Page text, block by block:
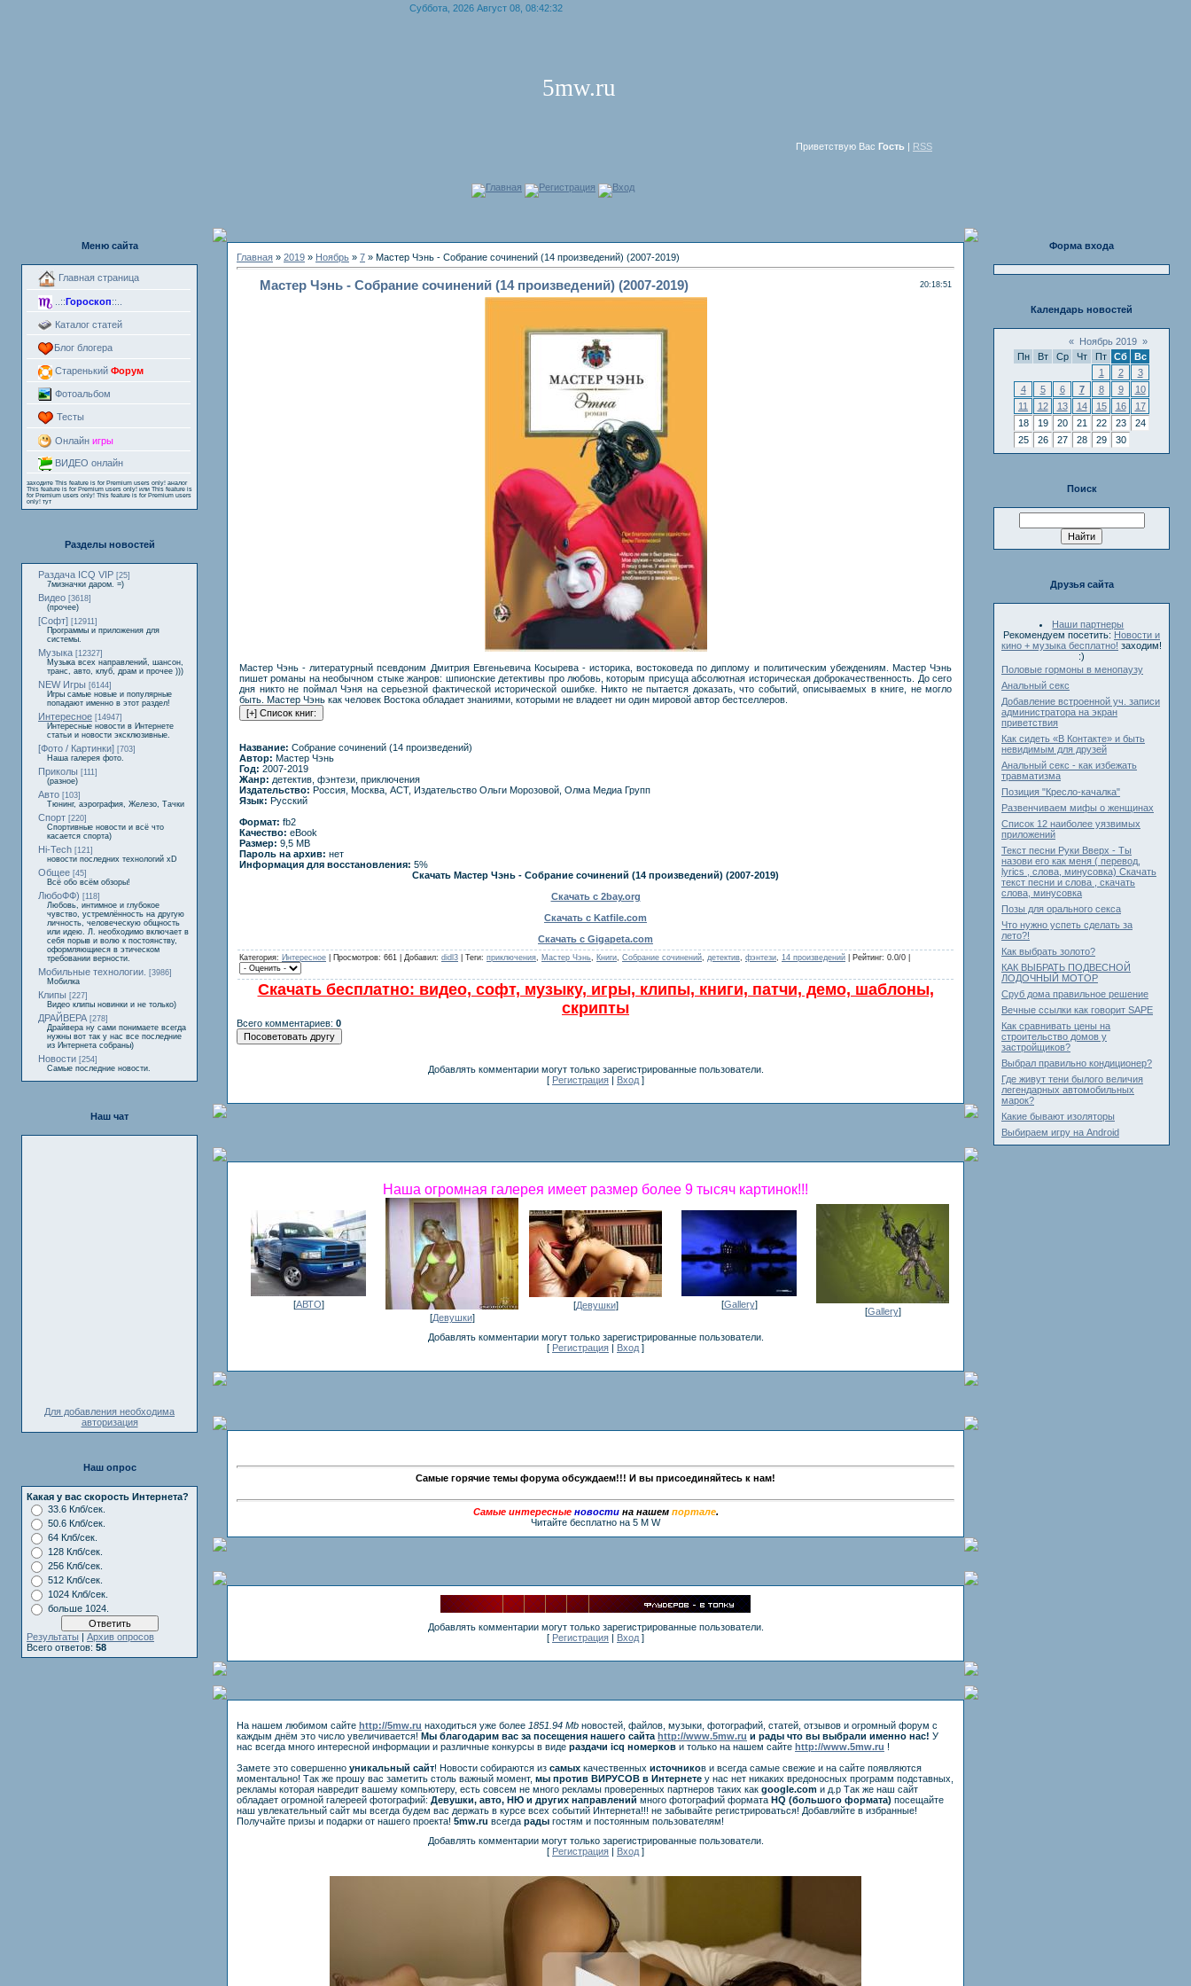
Суббота, 2026 Август 08, 08:42:32
5mw.ru
Приветствую Вас Гость | RSS
Главная Регистрация Вход
Меню сайта
Главная страница
..:: Гороскоп::..
Каталог статей
Блог блогера
Старенький Форум
Фотоальбом
Тесты
Онлайн игры
ВИДЕО онлайн
заходите This feature is for Premium users only! аналог
This feature is for Premium users only! или This feature is
for Premium users only! This feature is for Premium users
only! тут
Разделы новостей
Раздача ICQ VIP [25]
7мизначки даром. =)
Видео [3618]
(прочее)
[Софт] [12911]
Программы и приложения для
системы.
Музыка [12327]
Музыка всех направлений, шансон,
транс, авто, клуб, драм и прочее )))
NEW Игры [6144]
Игры самые новые и популярные
попадают именно в этот раздел!
Интересное [14947]
Интересные новости в Интернете
статьи и новости эксклюзивные.
[Фото / Картинки] [703]
Наша галерея фото.
Приколы [111]
(разное)
Авто [103]
Тюнинг, аэрография, Железо, Тачки
Спорт [220]
Спортивные новости и всё что
касается спорта)
Hi-Tech [121]
новости последних технологий xD
Общее [45]
Всё обо всём обзоры!
ЛюбоФФ) [118]
Любовь, интимное и глубокое
чувство, устремлённость на другую
личность, человеческую общность
или идею. Л. необходимо включает в
себя порыв и волю к постоянству,
оформляющиеся в этическом
требовании верности.
Мобильные технологии.
[3986]
Мобилка
Клипы [227]
Видео клипы новинки и не только)
ДРАЙВЕРА [278]
Драйвера ну сами понимаете всегда
нужны вот так у нас все последние
из Интернета собраны)
Новости [254]
Самые последние новости.
Наш чат
Для добавления необходима
авторизация
Наш опрос
Какая у вас скорость Интернета?
33.6 Клб/сек.
50.6 Клб/сек.
64 Клб/сек.
128 Клб/сек.
256 Клб/сек.
512 Клб/сек.
1024 Клб/сек.
больше 1024.
Результаты | Архив опросов
Всего ответов: 58
Главная » 2019 » Ноябрь » 7 » Мастер Чэнь - Собрание сочинений (14 произведений) (2007-2019)
Мастер Чэнь - Собрание сочинений (14 произведений) (2007-2019) 20:18:51
Мастер Чэнь - литературный псевдоним Дмитрия Евгеньевича Косырева - историка, востоковеда по диплому и политическим убеждениям. Мастер Чэнь
пишет романы на необычном стыке жанров: шпионские детективы про любовь, которым присуща абсолютная историческая доброкачественность. До сего
дня никто не поймал Чэня на серьезной фактической исторической ошибке. Никто не пытается доказать, что событий, описываемых в книге, не могло
быть. Мастер Чэнь как человек Востока обладает знаниями, которыми не владеет ни один мировой автор бестселлеров.
Название: Собрание сочинений (14 произведений)
Автор: Мастер Чэнь
Год: 2007-2019
Жанр: детектив, фэнтези, приключения
Издательство: Россия, Москва, АСТ, Издательство Ольги Морозовой, Олма Медиа Групп
Язык: Русский
Формат: fb2
Качество: eBook
Размер: 9,5 MB
Пароль на архив: нет
Информация для восстановления: 5%
Скачать Мастер Чэнь - Собрание сочинений (14 произведений) (2007-2019)
Скачать с 2bay.org
Скачать с Katfile.com
Скачать с Gigapeta.com
Категория: Интересное | Просмотров: 661 | Добавил: didl3 | Теги: приключения Мастер Чэнь Книги Собрание сочинений детектив фэнтези 14 произведений | Рейтинг: 0.0/0 |
Скачать бесплатно: видео, софт, музыку, игры, клипы, книги, патчи, демо, шаблоны,
скрипты
Всего комментариев: 0
Добавлять комментарии могут только зарегистрированные пользователи.
[ Регистрация | Вход ]
Наша огромная галерея имеет размер более 9 тысяч картинок!!!
[АВТО]
[Девушки]
[Девушки] [Gallery]
[Gallery]
Добавлять комментарии могут только зарегистрированные пользователи.
[ Регистрация Вход ]
Самые горячие темы форума обсуждаем!!! И вы присоединяйтесь к нам!
Самые интересные новости на нашем портале.
Читайте бесплатно на 5 M W
Добавлять комментарии могут только зарегистрированные пользователи.
[ Регистрация Вход ]
На нашем любимом сайте http://5mw.ru находиться уже более 1851.94 Mb новостей, файлов, музыки, фотографий, статей, отзывов и огромный форум с
каждым днём это число увеличивается! Мы благодарим вас за посещения нашего сайта http://www.5mw.ru и рады что вы выбрали именно нас! У
нас всегда много интересной информации и различные конкурсы в виде раздачи icq номерков и только на нашем сайте http://www.5mw.ru !
Замете это совершенно уникальный сайт! Новости собираются из самых качественных источников и всегда самые свежие и на сайте появляются
моментально! Так же прошу вас заметить столь важный момент, мы против ВИРУСОВ в Интернете у нас нет никаких вредоносных программ подставных,
рекламы которая навредит вашему компьютеру, есть совсем не много рекламы проверенных партнеров таких как google.com и д.р Так же наш сайт
обладает огромной галереей фотографий: Девушки, авто, НЮ и других направлений много фотографий формата HQ (большого формата) посещайте
наш увлекательный сайт мы всегда будем вас держать в курсе всех событий Интернета!!! не забывайте регистрироваться! Добавляйте в избранные!
Получайте призы и подарки от нашего проекта! 5mw.ru всегда рады гостям и постоянным пользователям!
Добавлять комментарии могут только зарегистрированные пользователи.
[ Регистрация | Вход ]
Форма входа
Календарь новостей
« Ноябрь 2019 »
Пн
Вт Ср Чт Пт Сб
Вс
1
2
3
4
5 6 7 8 9
10
11
12 13 14 15 16
17
18
19 20 21 22 23
24
25
26 27 28 29 30
Поиск
Друзья сайта
Наши партнеры
Рекомендуем посетить: Новости и
кино + музыка бесплатно! заходим!
:)
Половые гормоны в менопаузу
Анальный секс
Добавление встроенной уч. записи
администратора на экран
приветствия
Как сидеть «В Контакте» и быть
невидимым для друзей
Анальный секс - как избежать
травматизма
Позиция "Кресло-качалка"
Развенчиваем мифы о женщинах
Cписок 12 наиболее уязвимых
приложений
Текст песни Руки Вверх - Ты
назови его как меня ( перевод,
lyrics , слова, минусовка) Скачать
текст песни и слова , скачать
слова, минусовка
Позы для орального секса
Что нужно успеть сделать за
лето?!
Как выбрать золото?
КАК ВЫБРАТЬ ПОДВЕСНОЙ
ЛОДОЧНЫЙ МОТОР
Сруб дома правильное решение
Вечные ссылки как говорит SAPE
Как сравнивать цены на
строительство домов у
застройщиков?
Выбрал правильно кондиционер?
Где живут тени былого величия
легендарных автомобильных
марок?
Какие бывают изоляторы
Выбираем игру на Android